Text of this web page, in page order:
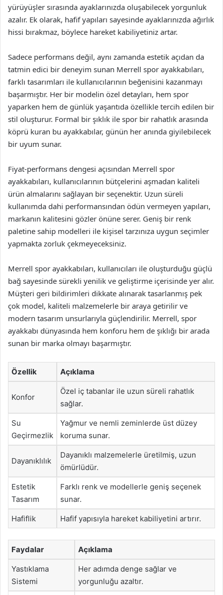
yürüyüşler sırasında ayaklarınızda oluşabilecek yorgunluk
azalır. Ek olarak, hafif yapıları sayesinde ayaklarınızda ağırlık
hissi bırakmaz, böylece hareket kabiliyetiniz artar.
Sadece performans değil, aynı zamanda estetik açıdan da
tatmin edici bir deneyim sunan Merrell spor ayakkabıları,
farklı tasarımları ile kullanıcılarının beğenisini kazanmayı
başarmıştır. Her bir modelin özel detayları, hem spor
yaparken hem de günlük yaşantıda özellikle tercih edilen bir
stil oluşturur. Formal bir şıklık ile spor bir rahatlık arasında
köprü kuran bu ayakkabılar, günün her anında giyilebilecek
bir uyum sunar.
Fiyat-performans dengesi açısından Merrell spor
ayakkabıları, kullanıcılarının bütçelerini aşmadan kaliteli
ürün almalarını sağlayan bir seçenektir. Uzun süreli
kullanımda dahi performansından ödün vermeyen yapıları,
markanın kalitesini gözler önüne serer. Geniş bir renk
paletine sahip modelleri ile kişisel tarzınıza uygun seçimler
yapmakta zorluk çekmeyeceksiniz.
Merrell spor ayakkabıları, kullanıcıları ile oluşturduğu güçlü
bağ sayesinde sürekli yenilik ve geliştirme içerisinde yer alır.
Müşteri geri bildirimleri dikkate alınarak tasarlanmış pek
çok model, kaliteli malzemelerle bir araya getirilir ve
modern tasarım unsurlarıyla güçlendirilir. Merrell, spor
ayakkabı dünyasında hem konforu hem de şıklığı bir arada
sunan bir marka olmayı başarmıştır.
Özellik Açıklama
Konfor
Özel iç tabanlar ile uzun süreli rahatlık
sağlar.
Su
Geçirmezlik
Yağmur ve nemli zeminlerde üst düzey
koruma sunar.
Dayanıklılık
Dayanıklı malzemelerle üretilmiş, uzun
ömürlüdür.
Estetik
Tasarım
Farklı renk ve modellerle geniş seçenek
sunar.
Hafiflik Hafif yapısıyla hareket kabiliyetini artırır.
Faydalar Açıklama
Yastıklama
Sistemi
Her adımda denge sağlar ve
yorgunluğu azaltır.